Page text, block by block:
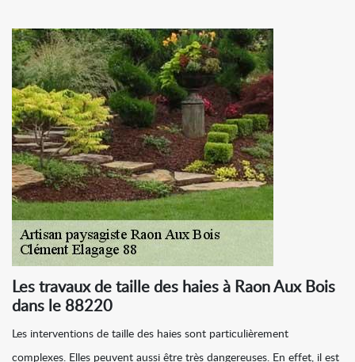
Les travaux de taille des haies à Raon Aux Bois
dans le 88220
Les interventions de taille des haies sont particulièrement
complexes. Elles peuvent aussi être très dangereuses. En effet, il est